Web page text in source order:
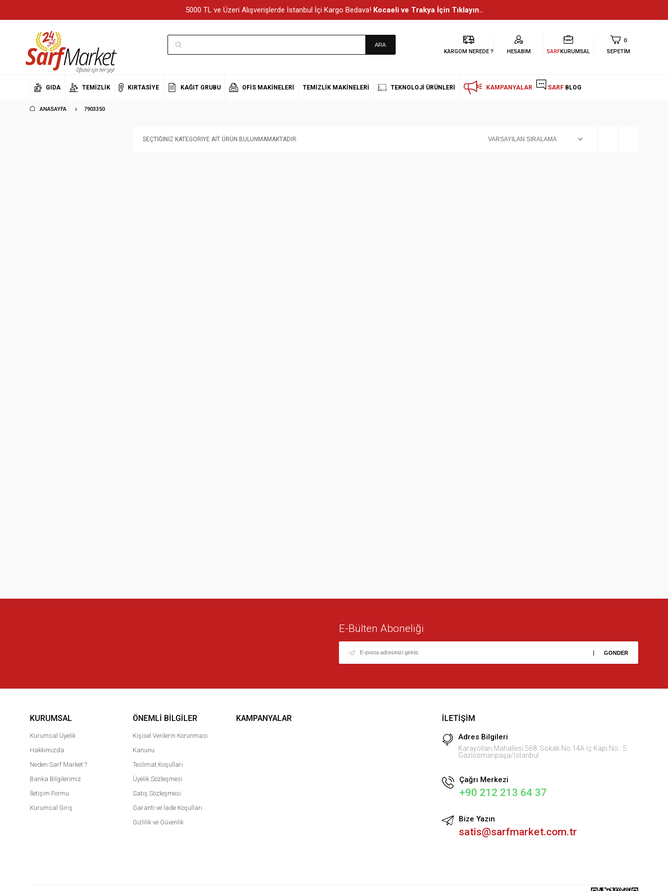
5000 TL ve Üzeri Alışverişlerde İstanbul İçi Kargo Bedava! Kocaeli ve Trakya İçin Tıklayın..
KARGOM NEREDE ? HESABIM SARFKURUMSAL
0
SEPETIM
GIDA TEMIZLIK KIRTASIYE KAĞIT GRUBU OFIS MAKINELERI TEMIZLIK MAKINELERI TEKNOLOJI ÜRÜNLERI KAMPANYALAR SARF BLOG
ANASAYFA 7903350
SEÇTIĞINIZ KATEGORIYE AIT ÜRÜN BULUNMAMAKTADIR.
E-Bülten Aboneliği
KURUMSAL
Kurumsal Üyelik
Hakkımızda
Neden Sarf Market ?
Banka Bilgilerimiz
İletişim Formu
Kurumsal Giriş
ÖNEMLI BILGILER
Kişisel Verilerin Korunması
Kanunu
Teslimat Koşulları
Üyelik Sözleşmesi
Satış Sözleşmesi
Garanti ve İade Koşulları
Gizlilik ve Güvenlik
KAMPANYALAR İLETIŞIM
Adres Bilgileri
Karayolları Mahallesi 568. Sokak No:14A İç Kapı No : 5
Gaziosmanpaşa/İstanbul
Çağrı Merkezi
+90 212 213 64 37
Bize Yazın
satis@sarfmarket.com.tr